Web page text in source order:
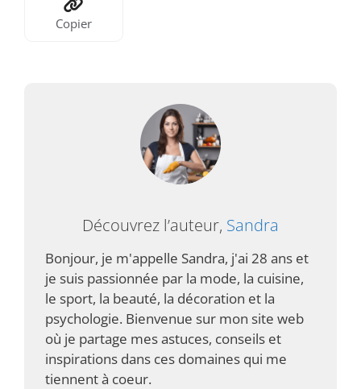
Copier
Découvrez l’auteur, Sandra
Bonjour, je m'appelle Sandra, j'ai 28 ans et
je suis passionnée par la mode, la cuisine,
le sport, la beauté, la décoration et la
psychologie. Bienvenue sur mon site web
où je partage mes astuces, conseils et
inspirations dans ces domaines qui me
tiennent à coeur.